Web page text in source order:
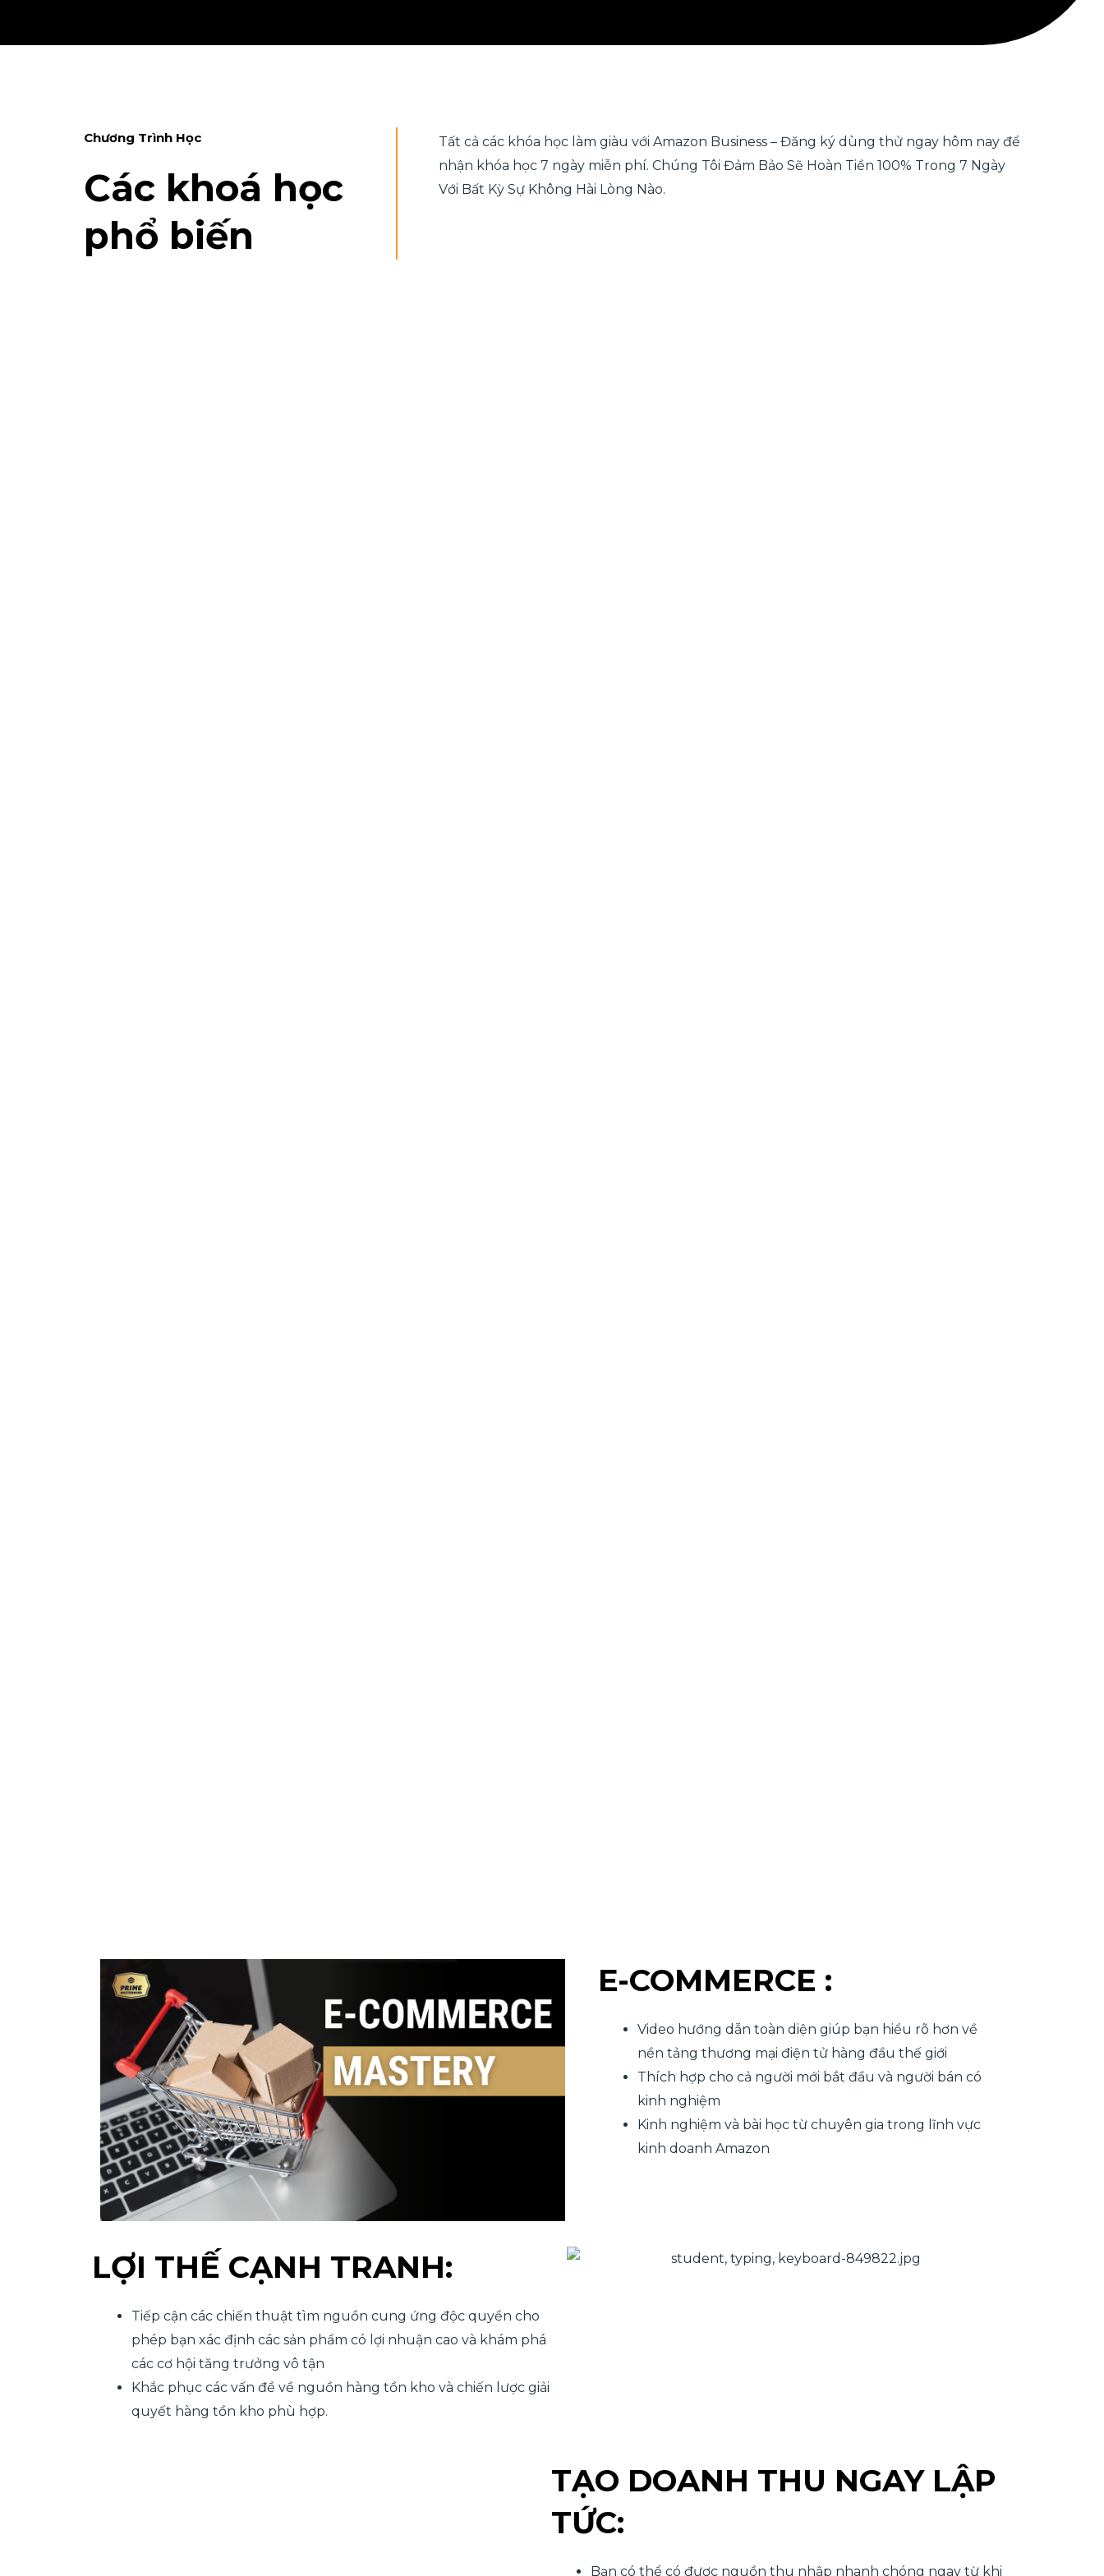
Chương Trình Học
Các khoá học
phổ biến
Tất cả các khóa học làm giàu với Amazon Business – Đăng ký dùng thử ngay hôm nay để
nhận khóa học 7 ngày miễn phí. Chúng Tôi Đảm Bảo Sẽ Hoàn Tiền 100% Trong 7 Ngày
Với Bất Kỳ Sự Không Hài Lòng Nào.
E-COMMERCE :
Video hướng dẫn toàn diện giúp bạn hiểu rõ hơn về
nền tảng thương mại điện tử hàng đầu thế giới
Thích hợp cho cả người mới bắt đầu và người bán có
kinh nghiệm
Kinh nghiệm và bài học từ chuyên gia trong lĩnh vực
kinh doanh Amazon
LỢI THẾ CẠNH TRANH:
Tiếp cận các chiến thuật tìm nguồn cung ứng độc quyền cho
phép bạn xác định các sản phẩm có lợi nhuận cao và khám phá
các cơ hội tăng trưởng vô tận
Khắc phục các vấn đề về nguồn hàng tồn kho và chiến lược giải
quyết hàng tồn kho phù hợp.
TẠO DOANH THU NGAY LẬP
TỨC:
Bạn có thể có được nguồn thu nhập nhanh chóng ngay từ khi